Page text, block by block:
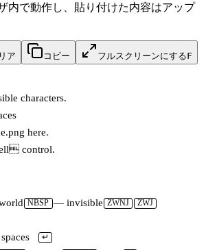
内で動作し、貼り付けた内容はアップ
ア コピー フルスクリーンにするF
characters.
Bidi override: file‮gnp.exe‬ here.
control.
NBSP — invisible ZWNJ ZWJ
↵